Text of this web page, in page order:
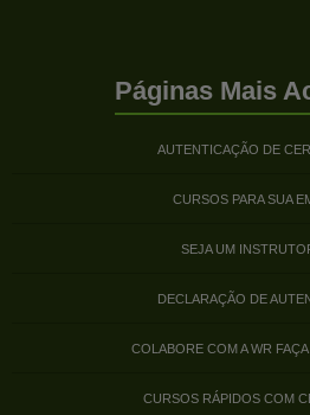
Páginas Mais
AUTENTICAÇÃO DE
CURSOS PARA SUA
SEJA UM
DECLARAÇÃO DE
COLABORE COM A WR
CURSOS RÁPIDOS COM